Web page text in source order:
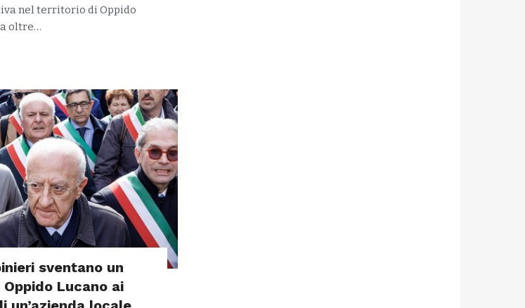
nel territorio di Oppido
oltre…
sventano un
Lucano ai